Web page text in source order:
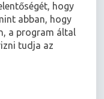
hogy
abban, hogy
a program által
tudja az